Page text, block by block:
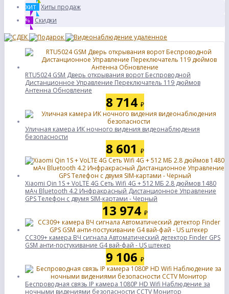
ХИТ Хиты продаж
% Скидки
RTU5024 GSM Дверь открывания ворот Беспроводной
Дистанционное Управление Переключатель 119 дюймов
Антенна Обновление
8 714 ₽
Уличная камера ИК ночного видения видеонаблюдения
безопасности
8 601 ₽
Xiaomi Qin 1S + VoLTE 4G Сеть Wifi 4G + 512 МБ 2.8 дюймов 1480
мАч Bluetooth 4.2 Инфракрасный Дистанционное Управление
GPS Телефон с двумя SIM-картами - Черный
13 974 ₽
CC309+ камера ВЧ сигнала Автоматический детектор Finder GPS
GSM анти-постукивание G4 вай-фай - US штекер
9 106 ₽
Беспроводная связь IP камера 1080P HD Wifi Наблюдение за
ночными видениями безопасности CCTV Монитор